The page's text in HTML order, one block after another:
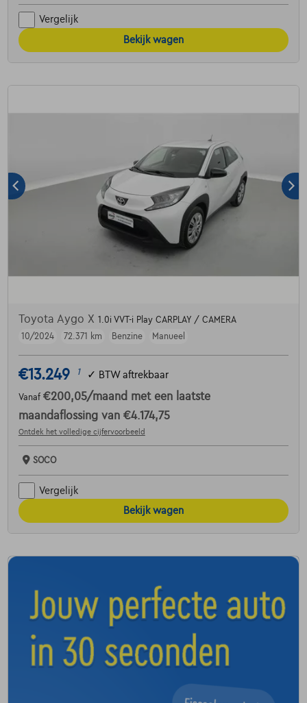
Vergelijk
Bekijk wagen
Toyota Aygo X 1.0i VVT-i Play CARPLAY / CAMERA
10/2024
72.371 km Benzine Manueel
€13.249 1 ✓ BTW aftrekbaar
Vanaf €200,05/maand met een laatste
maandaflossing van €4.174,75
Ontdek het volledige cijfervoorbeeld
SOCO
Vergelijk
Bekijk wagen